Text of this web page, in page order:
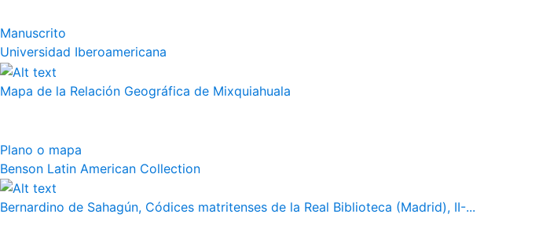
Manuscrito
Universidad Iberoamericana
Mapa de la Relación Geográfica de Mixquiahuala
Plano o mapa
Benson Latin American Collection
Bernardino de Sahagún, Códices matritenses de la Real Biblioteca (Madrid), II-...